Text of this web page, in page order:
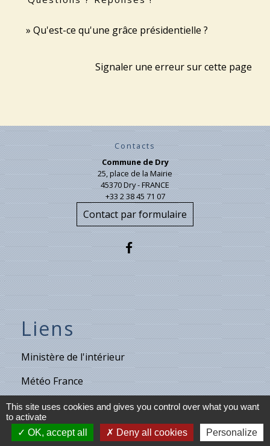
Qu'est-ce qu'une grâce présidentielle ?
Signaler une erreur sur cette page
Contacts
Commune de Dry
25, place de la Mairie
45370 Dry - FRANCE
+33 2 38 45 71 07
Contact par formulaire
Liens
Ministère de l'intérieur
Météo France
Vigicrues
Son & Lumières de Cléry
This site uses cookies and gives you control over what you want
to activate
OK, accept all
Deny all cookies Personalize